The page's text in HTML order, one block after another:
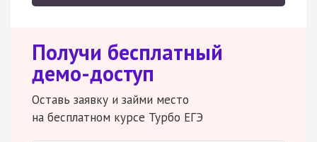
Получи бесплатный
демо-доступ
Оставь заявку и займи место
на бесплатном курсе Турбо ЕГЭ